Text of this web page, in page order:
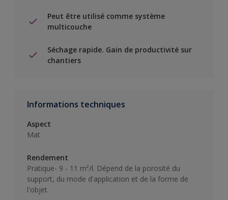
Peut être utilisé comme système
multicouche
Séchage rapide. Gain de productivité sur
chantiers
Informations techniques
Aspect
Mat
Rendement
Pratique- 9 - 11 m²/l. Dépend de la porosité du
support, du mode d'application et de la forme de
l'objet.